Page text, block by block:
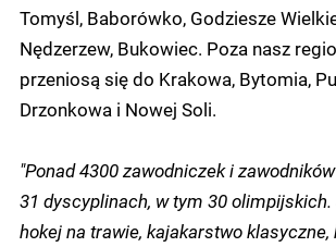
Tomyśl, Baborówko, Godziesze
Nędzerzew, Bukowiec. Poza nasz
przeniosą się do Krakowa, Bytomia,
Drzonkowa i Nowej Soli.
"Ponad 4300 zawodniczek i
31 dyscyplinach, w tym 30 olimpijskich.
hokej na trawie, kajakarstwo